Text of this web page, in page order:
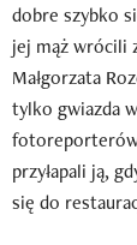
dobre szybko
jej mąż wrócili
Małgorzata
tylko gwiazda
fotoreporterów
przyłapali ją,
się do